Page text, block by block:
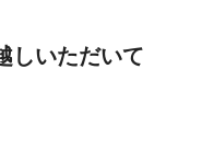
しいただいて